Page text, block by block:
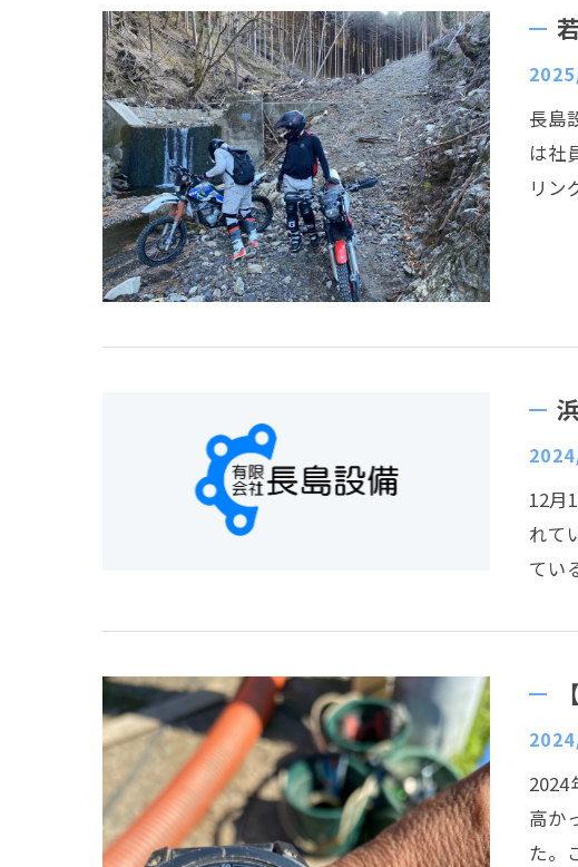
長島
は社
リン
12月
れて
てい
2024
高か
た。